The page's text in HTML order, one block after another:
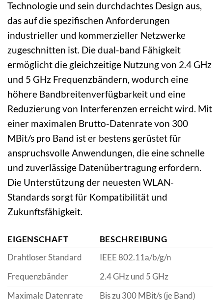
Technologie und sein durchdachtes Design aus,
das auf die spezifischen Anforderungen
industrieller und kommerzieller Netzwerke
zugeschnitten ist. Die dual-band Fähigkeit
ermöglicht die gleichzeitige Nutzung von 2.4 GHz
und 5 GHz Frequenzbändern, wodurch eine
höhere Bandbreitenverfügbarkeit und eine
Reduzierung von Interferenzen erreicht wird. Mit
einer maximalen Brutto-Datenrate von 300
MBit/s pro Band ist er bestens gerüstet für
anspruchsvolle Anwendungen, die eine schnelle
und zuverlässige Datenübertragung erfordern.
Die Unterstützung der neuesten WLAN-
Standards sorgt für Kompatibilität und
Zukunftsfähigkeit.
EIGENSCHAFT
BESCHREIBUNG
Drahtloser Standard
IEEE 802.11a/b/g/n
Frequenzbänder
2.4 GHz und 5 GHz
Maximale Datenrate
Bis zu 300 MBit/s (je Band)